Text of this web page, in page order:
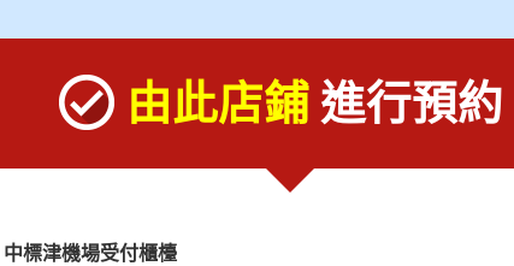
由此店鋪進行預約
中標津機場受付櫃檯